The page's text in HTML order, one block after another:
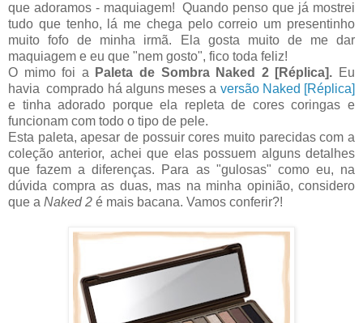
que adoramos - maquiagem! Quando penso que já mostrei
tudo que tenho, lá me chega pelo correio um presentinho
muito fofo de minha irmã. Ela gosta muito de me dar
maquiagem e eu que "nem gosto", fico toda feliz!
O mimo foi a
Paleta de Sombra Naked 2 [Réplica]. Eu
havia comprado há alguns meses a versão Naked [Réplica]
e tinha adorado porque ela repleta de cores coringas e
funcionam com todo o tipo de pele.
Esta paleta, apesar de possuir cores muito parecidas com a
coleção anterior, achei que elas possuem alguns detalhes
que fazem a diferenças. Para as "gulosas" como eu, na
dúvida compra as duas, mas na minha opinião, considero
que a Naked 2 é mais bacana. Vamos conferir?!